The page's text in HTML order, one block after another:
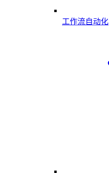
工作流自动化